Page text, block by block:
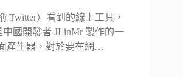
Twitter）看到的線上工具，
中國開發者 JLinMr 製作的一
產生器，對於要在網…